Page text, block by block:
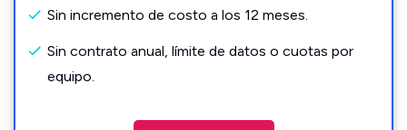
Sin incremento de costo a los 12 meses.
Sin contrato anual, límite de datos o cuotas por
equipo.